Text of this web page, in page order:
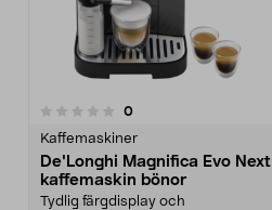
0recensioner
Kaffemaskiner
De'Longhi Magnifica Evo Next
kaffemaskin bönor
Tydlig färgdisplay och